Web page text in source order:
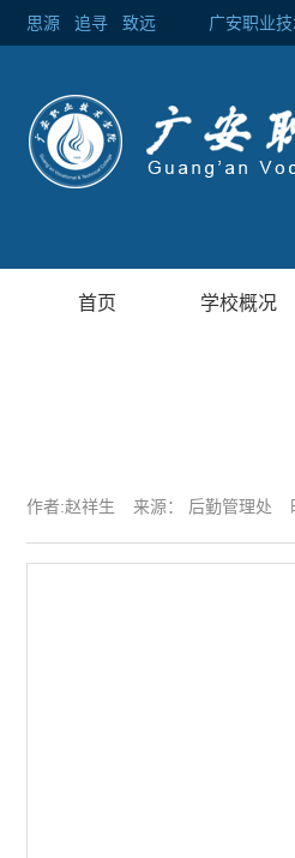
思源 追寻 致远 广安职业技术
首页 学校概况
作者:赵祥生 来源： 后勤管理处